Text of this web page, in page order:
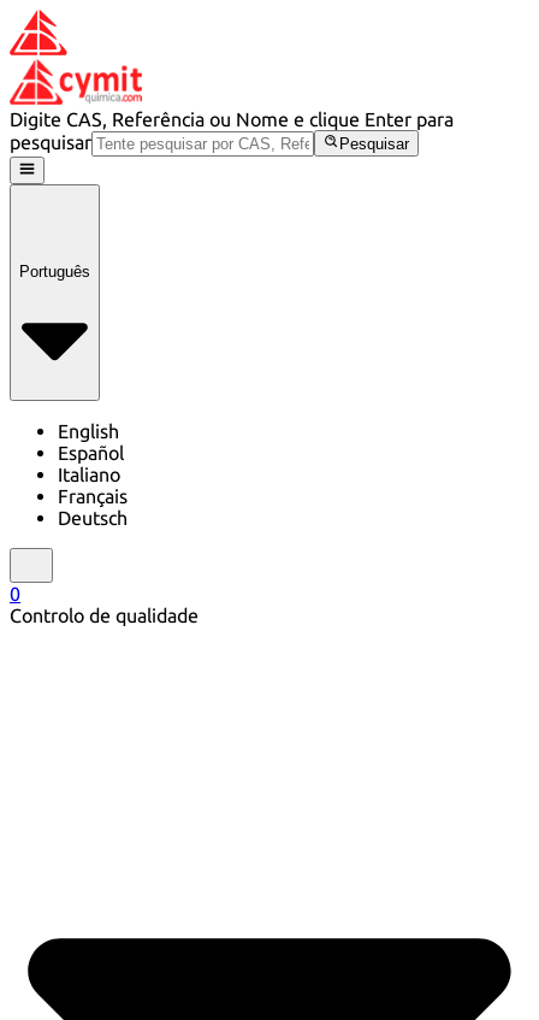
Digite CAS, Referência ou Nome e clique Enter para
pesquisar
Pesquisar
Português
English
Español
Italiano
Français
Deutsch
0
Controlo de qualidade